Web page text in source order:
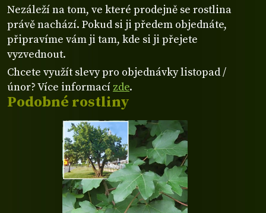
Podobné rostliny
Nezáleží na tom, ve které prodejně se rostlina
právě nachází. Pokud si ji předem objednáte,
připravíme vám ji tam, kde si ji přejete
vyzvednout.
Chcete využít slevy pro objednávky listopad /
únor? Více informací zde.